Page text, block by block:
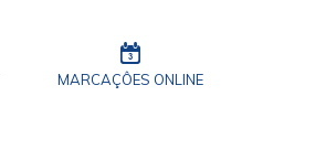
MARCAÇÔES ONLINE